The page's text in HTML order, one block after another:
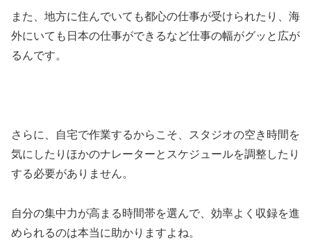
また、地方に住んでいても都心の仕事が受けられたり、海
外にいても日本の仕事ができるなど仕事の幅がグッと広が
るんです。
さらに、自宅で作業するからこそ、スタジオの空き時間を
気にしたりほかのナレーターとスケジュールを調整したり
する必要がありません。
自分の集中力が高まる時間帯を選んで、効率よく収録を進
められるのは本当に助かりますよね。